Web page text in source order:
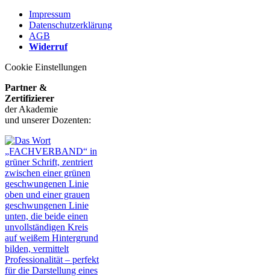
Impressum
Datenschutzerklärung
AGB
Widerruf
Cookie Einstellungen
Partner &
Zertifizierer
der Akademie
und unserer Dozenten: